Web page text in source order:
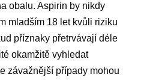
obalu. Aspirin by nikdy
mladším 18 let kvůli riziku
příznaky přetrvávají déle
okamžitě vyhledat
závažnější případy mohou